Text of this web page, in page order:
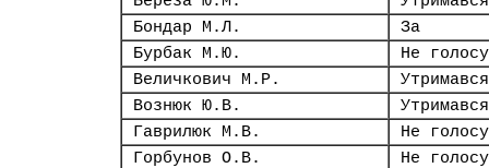
Бондар М.Л.
За
Бурбак М.Ю.
Не
Величкович М.Р.
Утримався
Вознюк Ю.В.
Утримався
Гаврилюк М.В.
Не
Горбунов О.В.
Не